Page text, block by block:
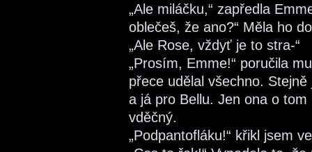
„Ale miláčku,“ zapředla
oblečeš, že ano?“ Měla ho
„Ale Rose, vždyť je to stra-“
„Prosím, Emme!“ poručila
přece udělal všechno.
a já pro Bellu. Jen ona o
vděčný.
„Podpantofláku!“ křikl jsem